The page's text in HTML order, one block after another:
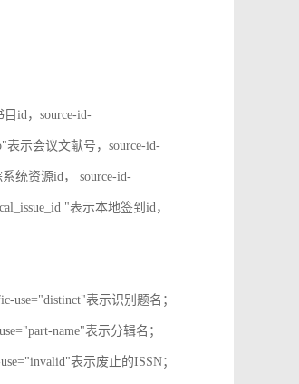
目id，source-id-
表示会议文献号，source-id-
统资源id， source-id-
"表示本地签到id，
use="distinct"表示识别题名；
name"表示分辑名；
表示废止的ISSN；